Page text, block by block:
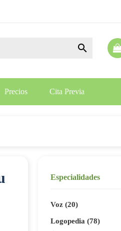

Precios Cita Previa
Especialidades
Voz (20)
Logopedia (78)